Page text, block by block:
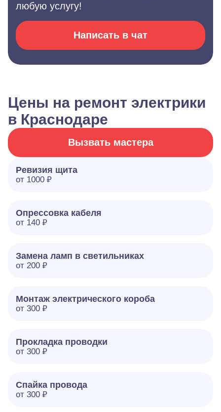
любую услугу!
Написать в чат
Цены на ремонт электрики
в Краснодаре
Вызвать мастера
Ревизия щита
от 1000 ₽
Опрессовка кабеля
от 140 ₽
Замена ламп в светильниках
от 200 ₽
Монтаж электрического короба
от 300 ₽
Прокладка проводки
от 300 ₽
Спайка провода
от 300 ₽